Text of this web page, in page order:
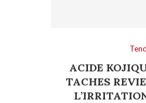
ACIDE
TACHES